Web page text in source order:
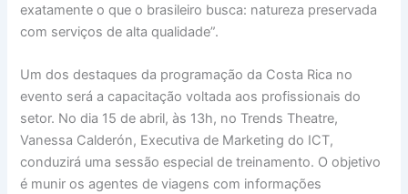
exatamente o que o brasileiro busca: natureza preservada
com serviços de alta qualidade”.
Um dos destaques da programação da Costa Rica no
evento será a capacitação voltada aos profissionais do
setor. No dia 15 de abril, às 13h, no Trends Theatre,
Vanessa Calderón, Executiva de Marketing do ICT,
conduzirá uma sessão especial de treinamento. O objetivo
é munir os agentes de viagens com informações